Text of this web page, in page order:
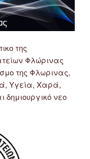
της
Φλώρινας
της Φλωρινας,
Υγεία, Χαρά,
δημιουργικό νεο